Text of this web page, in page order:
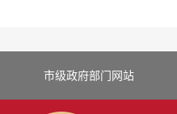
市级政府部门网站